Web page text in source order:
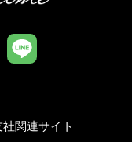
関連サイト